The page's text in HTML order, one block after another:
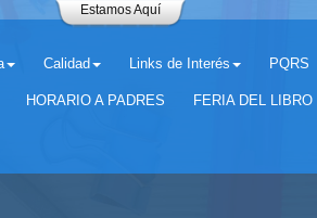
Estamos Aquí
Calidad Links de Interés PQRS
HORARIO A PADRES FERIA DEL LIBRO